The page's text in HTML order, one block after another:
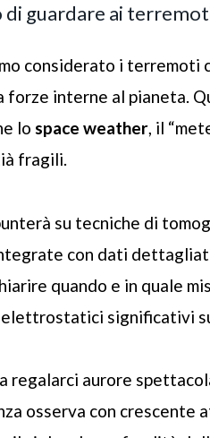
di guardare ai
considerato i terremoti
forze interne al pianeta.
lo space weather, il
fragili.
su tecniche di
con dati
quando e in quale
significativi
regalarci aurore
osserva con crescente